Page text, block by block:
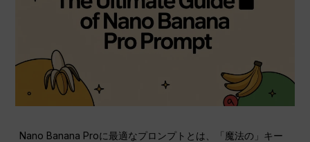
Nano Banana Proに最適なプロンプトとは、「魔法の」キー